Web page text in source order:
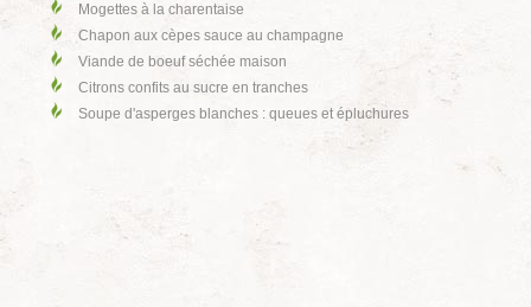
Mogettes à la charentaise
Chapon aux cèpes sauce au champagne
Viande de boeuf séchée maison
Citrons confits au sucre en tranches
Soupe d'asperges blanches : queues et épluchures